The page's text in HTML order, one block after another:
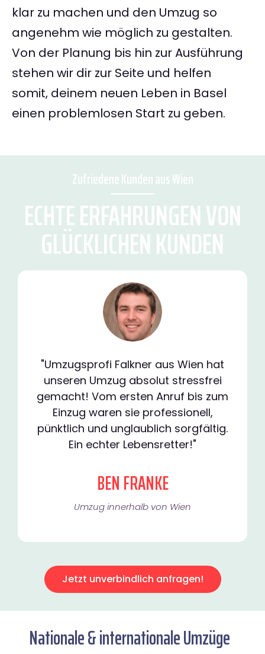
klar zu machen und den Umzug so
angenehm wie möglich zu gestalten.
Von der Planung bis hin zur Ausführung
stehen wir dir zur Seite und helfen
somit, deinem neuen Leben in Basel
einen problemlosen Start zu geben.
Zufriedene Kunden aus Wien
ECHTE ERFAHRUNGEN VON
GLÜCKLICHEN KUNDEN
"Umzugsprofi Falkner aus Wien hat
unseren Umzug absolut stressfrei
gemacht! Vom ersten Anruf bis zum
Einzug waren sie professionell,
pünktlich und unglaublich sorgfältig.
Ein echter Lebensretter!"
BEN FRANKE
Umzug innerhalb von Wien​
Jetzt unverbindlich anfragen!
Nationale & internationale Umzüge